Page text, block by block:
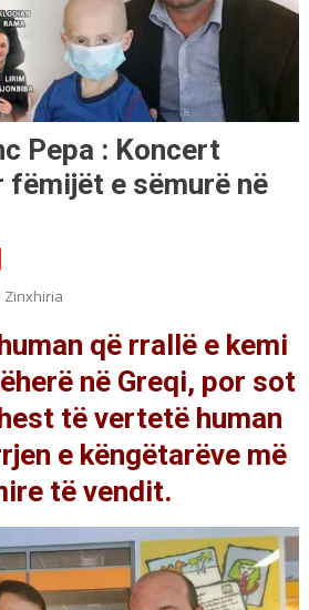
Pepa : Koncert
fëmijët e sëmurë në
Zinxhiria
që rrallë e kemi
në Greqi, por sot
të vertetë human
e këngëtarëve më
të vendit.